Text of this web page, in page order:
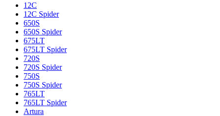
12C
12C Spider
650S
650S Spider
675LT
675LT Spider
720S
720S Spider
750S
750S Spider
765LT
765LT Spider
Artura